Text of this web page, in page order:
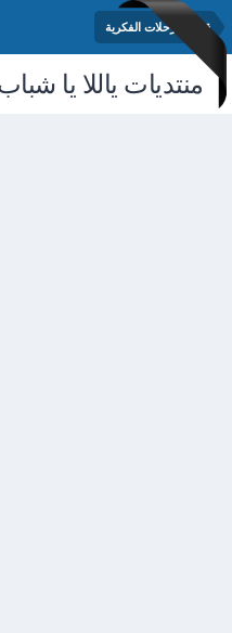
قسم الرحلات الفكرية
منتديات ياللا يا شباب